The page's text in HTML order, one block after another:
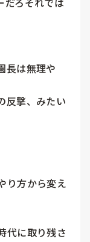
長は無理や
反撃、みたい
り方から変え
代に取り残さ